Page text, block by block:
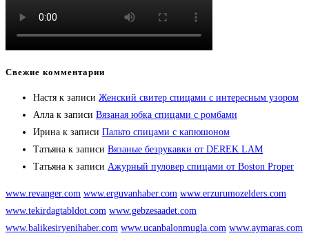
Свежие комментарии
Настя к записи Женский свитер спицами с интересным узором
Алла к записи Вязаная юбка спицами с ромбами
Ирина к записи Пальто спицами с капюшоном
Татьяна к записи Вязаные безрукавки от DEREK LAM
Татьяна к записи Ажурный пуловер спицами от Boston Proper
www.revanger.com www.erguvanhaber.com www.erzurumozelders.com
www.tekirdagtabldot.com www.gebzesaadet.com
www.balikesiryenihaber.com www.ucanbalonmugla.com www.aymaras.com